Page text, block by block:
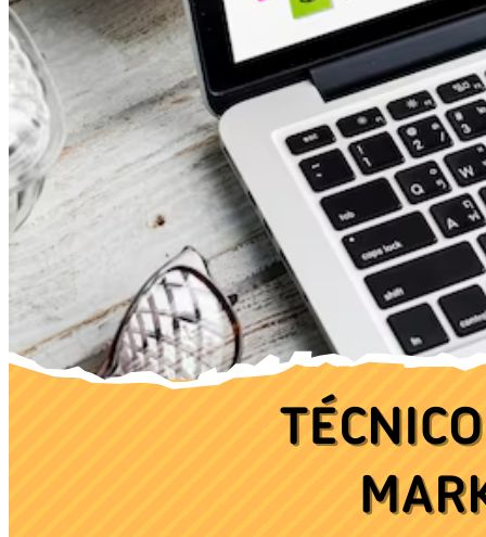
Noticias
Contacto
Ingresa tu Curriculum ->